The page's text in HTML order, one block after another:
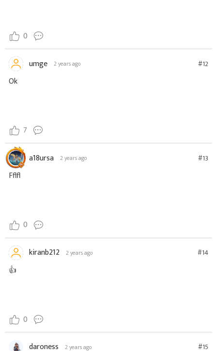
0
umge 2 years ago #12
Ok
7
a18ursa 2 years ago #13
Fflfl
0
kiranb212 2 years ago #14
👍
0
daroness 2 years ago #15